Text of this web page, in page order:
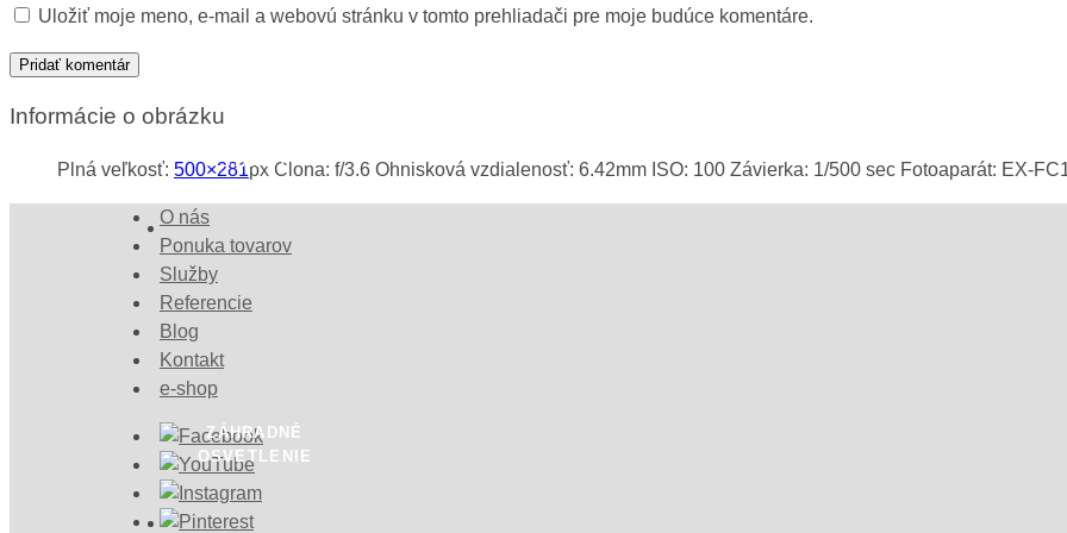
STAVBY
ZÁHRADNÉ
OSVETLENIE
Uložiť moje meno, e-mail a webovú stránku v tomto prehliadači pre moje budúce komentáre.
Informácie o obrázku
Plná veľkosť: 500×281px Clona: f/3.6 Ohnisková vzdialenosť: 6.42mm ISO: 100 Závierka: 1/500 sec Fotoaparát: EX-
O nás
Ponuka tovarov
Služby
Referencie
Blog
Kontakt
e-shop